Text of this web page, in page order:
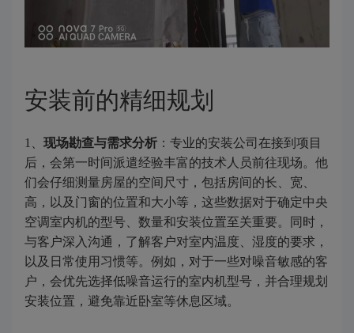
安装前的精细规划
1、 现场勘查与需求分析 ：专业的安装公司在接到项目
后，会第一时间派遣经验丰富的技术人员前往现场。他
们会仔细测量房屋的空间尺寸，包括房间的长、宽、
高，以及门窗的位置和大小等，这些数据对于确定中央
空调室内机的型号、数量和安装位置至关重要。同时，
与客户深入沟通，了解客户对室内温度、湿度的要求，
以及日常使用习惯等。例如，对于一些对噪音敏感的客
户，会优先选择低噪音运行的室内机型号，并合理规划
安装位置，避免靠近卧室等休息区域。